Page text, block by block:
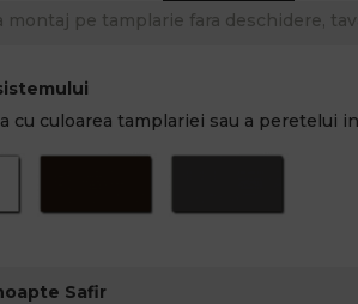
montaj pe tamplarie fara deschidere,
cu culoarea tamplariei sau a peretelui
Safir